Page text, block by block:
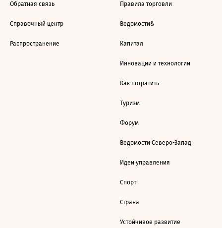
Обратная связь
Справочный центр
Распространение
Правила торговли
Ведомости&
Капитал
Инновации и технологии
Как потратить
Туризм
Форум
Ведомости Северо-Запад
Идеи управления
Спорт
Страна
Устойчивое развитие